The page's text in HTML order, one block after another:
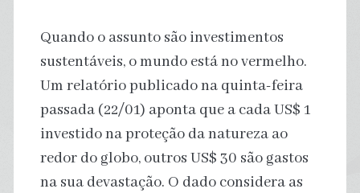
Quando o assunto são investimentos
sustentáveis, o mundo está no vermelho.
Um relatório publicado na quinta-feira
passada (22/01) aponta que a cada US$ 1
investido na proteção da natureza ao
redor do globo, outros US$ 30 são gastos
na sua devastação. O dado considera as